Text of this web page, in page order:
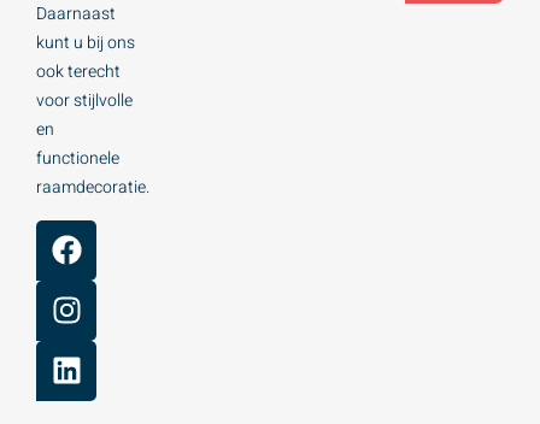
Daarnaast
kunt u bij ons
ook terecht
voor stijlvolle
en
functionele
raamdecoratie.